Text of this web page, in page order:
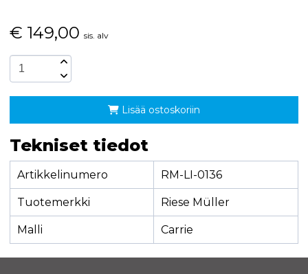
€ 149,00 sis. alv
Lisää ostoskoriin
Tekniset tiedot
Artikkelinumero RM-LI-0136
Tuotemerkki Riese Müller
Malli Carrie